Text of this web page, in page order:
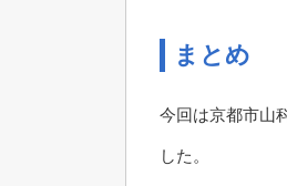
まとめ
今回は京都市山
した。